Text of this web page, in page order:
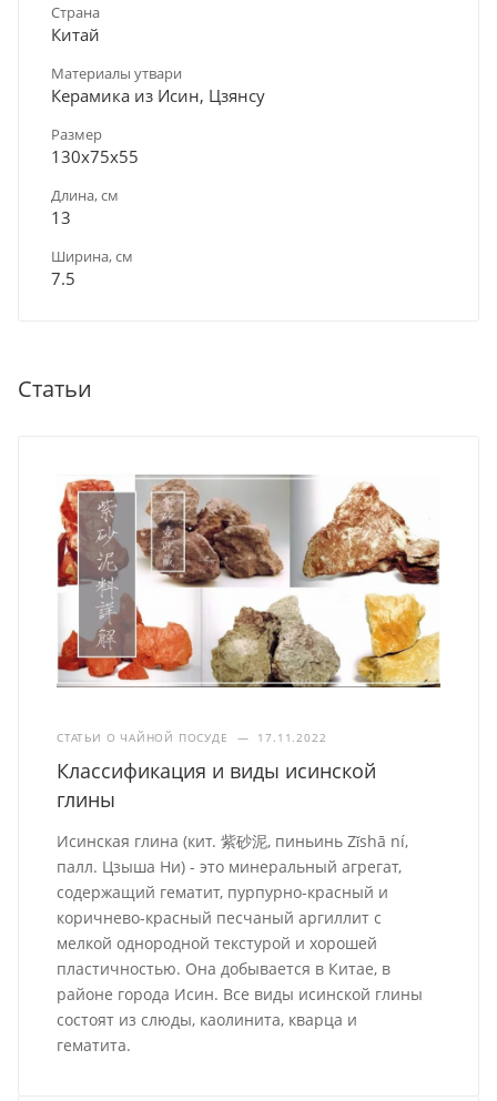
Страна
Китай
Материалы утвари
Керамика из Исин, Цзянсу
Размер
130х75х55
Длина, см
13
Ширина, см
7.5
Статьи
СТАТЬИ О ЧАЙНОЙ ПОСУДЕ — 17.11.2022
Классификация и виды исинской
глины
Исинская глина (кит. 紫砂泥, пиньинь Zǐshā ní,
палл. Цзыша Ни) - это минеральный агрегат,
содержащий гематит, пурпурно-красный и
коричнево-красный песчаный аргиллит с
мелкой однородной текстурой и хорошей
пластичностью. Она добывается в Китае, в
районе города Исин. Все виды исинской глины
состоят из слюды, каолинита, кварца и
гематита.